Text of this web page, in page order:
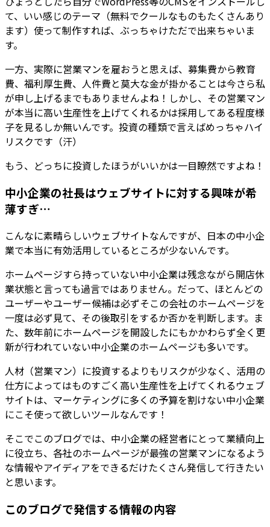
て、いい感じのテーマ（無料でクールなものもたくさんあり
ます）使って制作すれば、ぶっちゃけただで出来ちゃいま
す。
一方、実際に営業マンを雇おうと思えば、募集費から教育
費、福利厚生費、人件費と莫大な金が掛かることは今さら私
が申し上げるまでもありませんよね！しかし、その営業マン
が本当に高い生産性を上げてくれるかは採用してある程度様
子を見るしか無いんです。投資の種類で言えばめっちゃハイ
リスクです（汗）
もう、どっちに投資したほうがいいかは一目瞭然ですよね！
中小企業の社長はウェブサイトに対する興味が希
薄すぎ…
こんなに素晴らしいウェブサイトなんですが、日本の中小企
業で本当に有効活用しているところが少ないんです。
ホームページすら持っていない中小企業は残念ながら開店休
業状態と言っても過言ではありません。だって、ほとんどの
ユーザーやユーザー候補は必ずそこの会社のホームページを
一度は必ず見て、その後取引をするか否かを判断します。ま
た、数年前にホームページを開設したにもかかわらず全く更
新が行われていない中小企業のホームページも多いです。
人材（営業マン）に投資するよりもリスクが少なく、活用の
仕方によってはものすごく高い生産性を上げてくれるウェブ
サイトは、マーケティングに多くの予算を割けない中小企業
にこそ使って欲しいツールなんです！
そこでこのブログでは、中小企業の経営者にとって業績向上
に役立ち、各社のホームページが最強の営業マンになるよう
な情報やアイディアをできるだけたくさん発信して行きたい
と思います。
このブログで発信する情報の内容